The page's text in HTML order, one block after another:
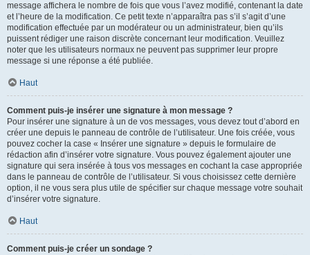
message affichera le nombre de fois que vous l’avez modifié, contenant la date
et l’heure de la modification. Ce petit texte n’apparaîtra pas s’il s’agit d’une
modification effectuée par un modérateur ou un administrateur, bien qu’ils
puissent rédiger une raison discrète concernant leur modification. Veuillez
noter que les utilisateurs normaux ne peuvent pas supprimer leur propre
message si une réponse a été publiée.
Haut
Comment puis-je insérer une signature à mon message ?
Pour insérer une signature à un de vos messages, vous devez tout d’abord en
créer une depuis le panneau de contrôle de l’utilisateur. Une fois créée, vous
pouvez cocher la case « Insérer une signature » depuis le formulaire de
rédaction afin d’insérer votre signature. Vous pouvez également ajouter une
signature qui sera insérée à tous vos messages en cochant la case appropriée
dans le panneau de contrôle de l’utilisateur. Si vous choisissez cette dernière
option, il ne vous sera plus utile de spécifier sur chaque message votre souhait
d’insérer votre signature.
Haut
Comment puis-je créer un sondage ?